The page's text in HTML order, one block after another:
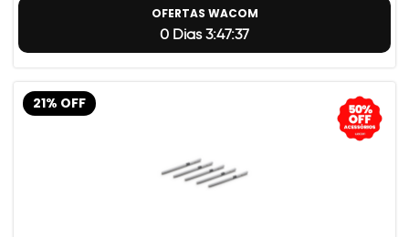
OFERTAS WACOM
0 Dias 3:47:36
21% OFF